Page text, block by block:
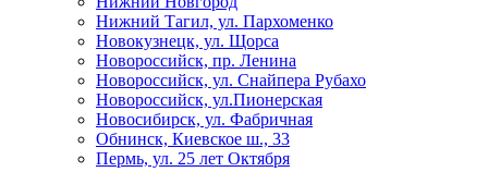
Нижний Тагил, ул. Пархоменко
Новокузнецк, ул. Щорса
Новороссийск, пр. Ленина
Новороссийск, ул. Снайпера Рубахо
Новороссийск, ул.Пионерская
Новосибирск, ул. Фабричная
Обнинск, Киевское ш., 33
Пермь, ул. 25 лет Октября